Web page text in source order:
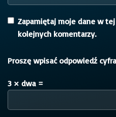
Zapamiętaj moje dane w
kolejnych komentarzy.
Proszę wpisać odpowiedź
3 × dwa =